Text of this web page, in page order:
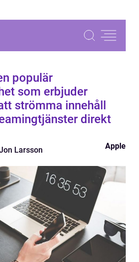
populär
som erbjuder
strömma innehåll
direkt
Larsson Apple